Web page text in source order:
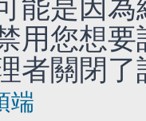
能是因
用您想
者關閉
端